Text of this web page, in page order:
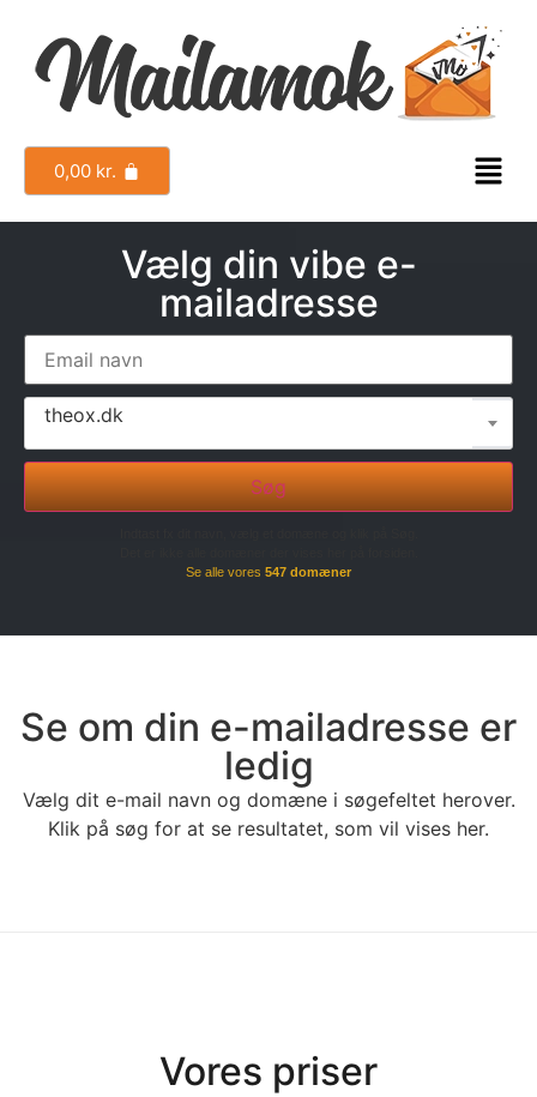
0,00 kr.
Vælg din vibe e-
mailadresse
theox.dk
Søg
Se alle vores 547 domæner
Se om din e-mailadresse er
ledig
Vælg dit e-mail navn og domæne i søgefeltet herover.
Klik på søg for at se resultatet, som vil vises her.
Vores priser